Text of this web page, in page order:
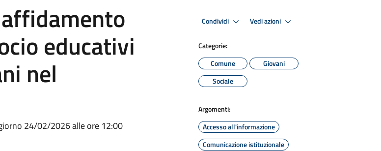
educativi
nel
24/02/2026 alle ore 12:00
Condividi Vedi azioni
Categorie:
Comune
Giovani
Sociale
Argomenti:
Accesso all'informazione
Comunicazione istituzionale